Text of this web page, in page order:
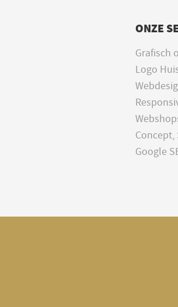
ONZE
Grafisch
Logo
Concept,
Google